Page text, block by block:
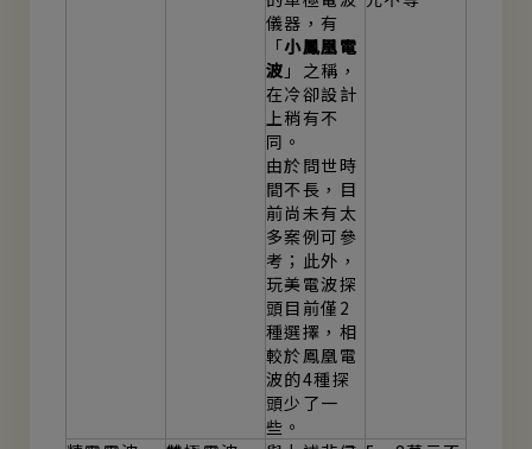
儀器，有
「小鳳凰電
波 」之稱，
在冷卻設計
上稍有不
同。
由於問世時
間不長，目
前尚未有太
多案例可參
考；此外，
玩美電波探
頭目前僅2
種選擇，相
較於鳳凰電
波的4種探
頭少了一
些。